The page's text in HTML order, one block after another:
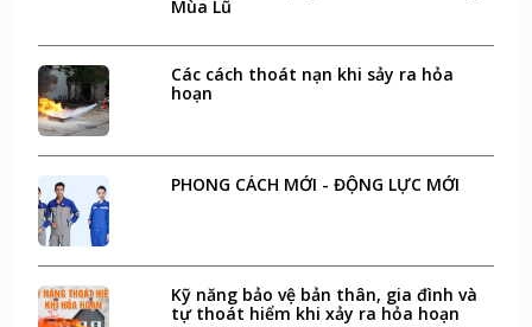
Mùa Lũ
Các cách thoát nạn khi sảy ra hỏa
hoạn
PHONG CÁCH MỚI - ĐỘNG LỰC MỚI
Kỹ năng bảo vệ bản thân, gia đình và
tự thoát hiểm khi xảy ra hỏa hoạn